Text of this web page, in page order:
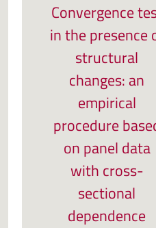
Convergence
in the presence
structural
changes: an
empirical
procedure
on panel data
with cross-
sectional
dependence